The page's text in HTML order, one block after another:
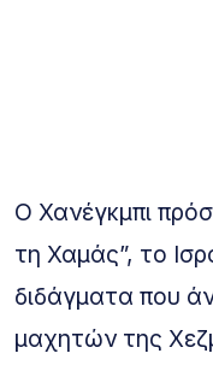
Ο Χανέγκμπι
τη Χαμάς”, το
διδάγματα που
μαχητών της